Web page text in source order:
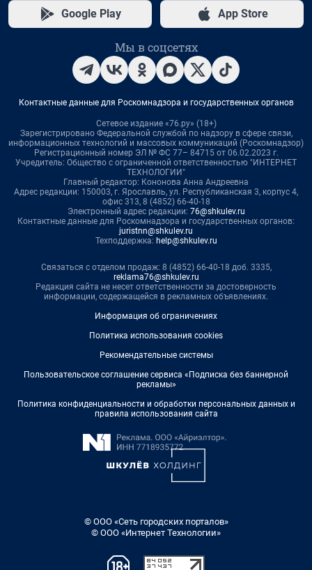
Google Play App Store
Мы в соцсетях
Контактные данные для Роскомнадзора и государственных органов
Сетевое издание «76.ру» (18+)
Зарегистрировано Федеральной службой по надзору в сфере связи,
информационных технологий и массовых коммуникаций (Роскомнадзор)
Регистрационный номер ЭЛ № ФС 77– 84715 от 06.02.2023 г.
Учредитель: Общество с ограниченной ответственностью "ИНТЕРНЕТ
ТЕХНОЛОГИИ"
Главный редактор: Кононова Анна Андреевна
Адрес редакции: 150003, г. Ярославль, ул. Республиканская 3, корпус 4,
офис 313, 8 (4852) 66-40-18
Электронный адрес редакции: 76@shkulev.ru
Контактные данные для Роскомнадзора и государственных органов:
juristnn@shkulev.ru
Техподдержка: help@shkulev.ru
Связаться с отделом продаж: 8 (4852) 66-40-18 доб. 3335,
reklama76@shkulev.ru
Редакция сайта не несет ответственности за достоверность
информации, содержащейся в рекламных объявлениях.
Информация об ограничениях
Политика использования cookies
Рекомендательные системы
Пользовательское соглашение сервиса «Подписка без баннерной
рекламы»
Политика конфиденциальности и обработки персональных данных и
правила использования сайта
© ООО «Сеть городских порталов»
© ООО «Интернет Технологии»